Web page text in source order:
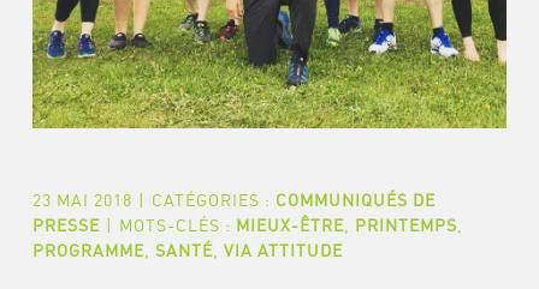
23 MAI 2018 | CATÉGORIES : COMMUNIQUÉS DE
PRESSE | MOTS-CLÉS : MIEUX-ÊTRE, PRINTEMPS
PROGRAMME, SANTÉ, VIA ATTITUDE